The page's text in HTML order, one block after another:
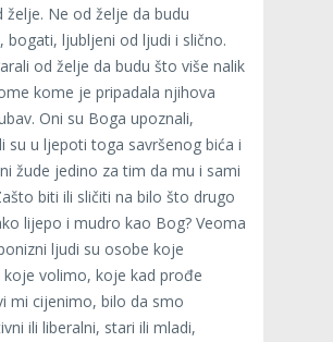
želje. Ne od želje da budu
bogati, ljubljeni od ljudi i slično.
od želje da budu što više nalik
kome je pripadala njihova
Oni su Boga upoznali,
su u ljepoti toga savršenog bića i
žude jedino za tim da mu i sami
biti ili sličiti na bilo što drugo
lijepo i mudro kao Bog? Veoma
ljudi su osobe koje
volimo, koje kad prođe
mi cijenimo, bilo da smo
ili liberalni, stari ili mladi,